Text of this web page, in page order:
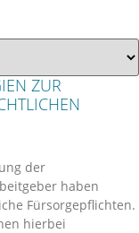
ZUR
der
haben
Fürsorgepflichten.
hierbei